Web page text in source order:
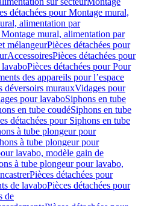
détachées pour Montage mural,
alimentation par
Montage mural, alimentation par
mélangeurPièces détachées pour
AccessoiresPièces détachées pour
lavaboPièces détachées pour Pour
des appareils pour l’espace
déversoirs murauxVidages pour
pour lavaboSiphons en tube
en tube coudéSiphons en tube
détachées pour Siphons en tube
à tube plongeur pour
à tube plongeur pour
lavabo, modèle gain de
à tube plongeur pour lavabo,
Pièces détachées pour
de lavaboPièces détachées pour
de